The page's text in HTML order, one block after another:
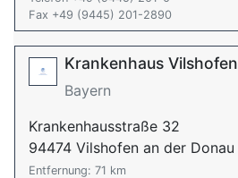
Fax +49 (9445) 201-2890
Krankenhaus Vilshofen
Bayern
Krankenhausstraße 32
94474 Vilshofen an der Donau
Entfernung: 71 km